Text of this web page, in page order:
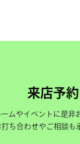
来店予約
ムやイベントに是非
打ち合わせやご相談も